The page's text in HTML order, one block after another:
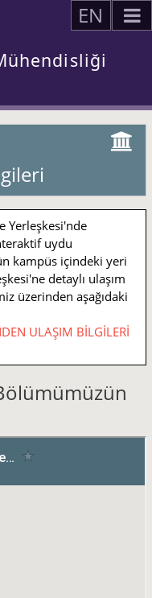
EN
Yerleşkesi'nde
uydu
kampüs içindeki yeri
detaylı ulaşım
üzerinden aşağıdaki
ULAŞIM BİLGİLERİ